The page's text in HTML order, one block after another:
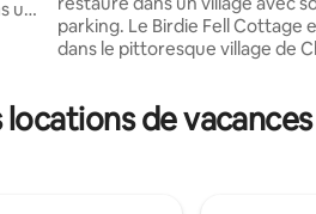
un
parking. Le Birdie Fell Cottage est situé
dans le pittoresque village de
Langdale, l'une des régions les
et les plus tranquilles du Lake
de